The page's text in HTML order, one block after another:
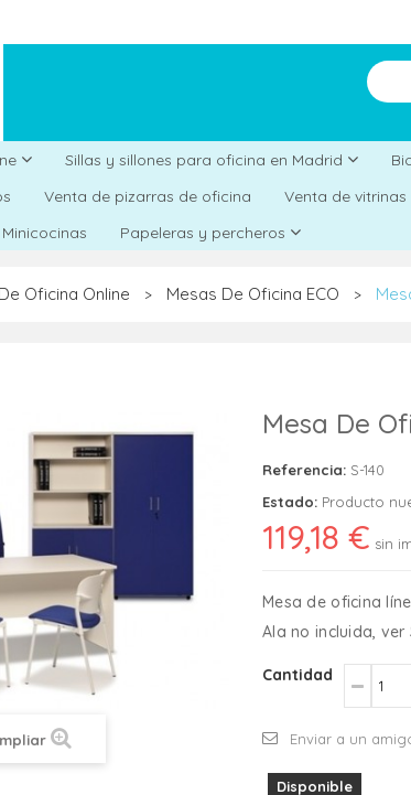
Sillas y sillones para oficina en Madrid
Venta de pizarras de oficina Venta de
Minicocinas Papeleras y percheros
Oficina Online > Mesas De Oficina ECO >
Mesa De
Referencia: S-140
Estado: Producto
119,18 € sin
Mesa de oficina
Ala no incluida, ver
Cantidad
Enviar a un
Disponible